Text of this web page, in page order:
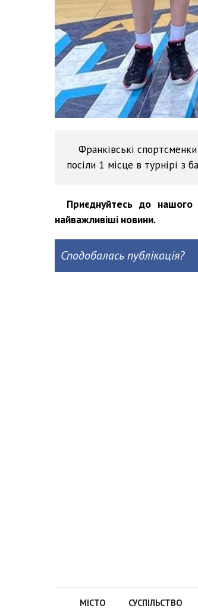
Франківські
посіли 1 місце в турнірі з
Приєднуйтесь до нашого
найважливіші новини.
Сподобалась публікація?
МІСТО СУСПІЛЬСТВО